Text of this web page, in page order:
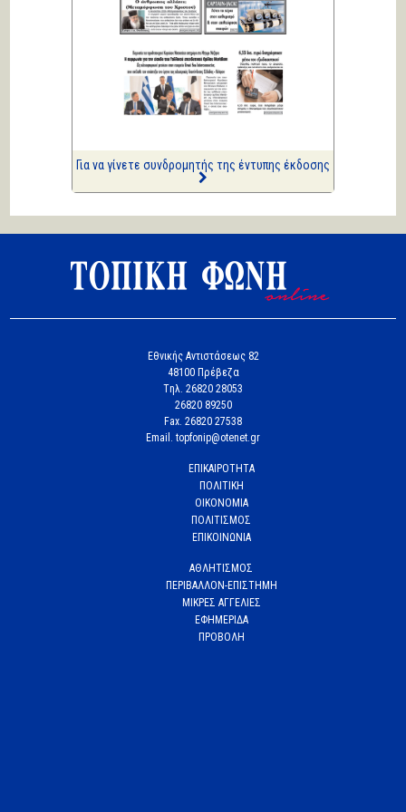
Πολιτικά και άλλα
ΑΡΙΩΝ
Ιστορίες Καθημερινής
Τρέλας
συλλήψεις...
Για να γίνετε συνδρομητής της έντυπης έκδοσης
Εθνικής Αντιστάσεως 82
48100 Πρέβεζα
Tηλ. 26820 28053
26820 89250
Fax. 26820 27538
Email. topfonip@otenet.gr
ΕΠΙΚΑΙΡΟΤΗΤΑ
ΠΟΛΙΤΙΚΗ
ΟΙΚΟΝΟΜΙΑ
ΠΟΛΙΤΙΣΜΟΣ
ΕΠΙΚΟΙΝΩΝΙΑ
ΑΘΛΗΤΙΣΜΟΣ
ΠΕΡΙΒΑΛΛΟΝ-ΕΠΙΣΤΗΜΗ
ΜΙΚΡΕΣ ΑΓΓΕΛΙΕΣ
ΕΦΗΜΕΡΙΔΑ
ΠΡΟΒΟΛΗ